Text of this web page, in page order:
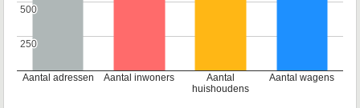
Aantal adressen Aantal inwoners
Aantal
huishoudens
Aantal wagens
250
250
500
500